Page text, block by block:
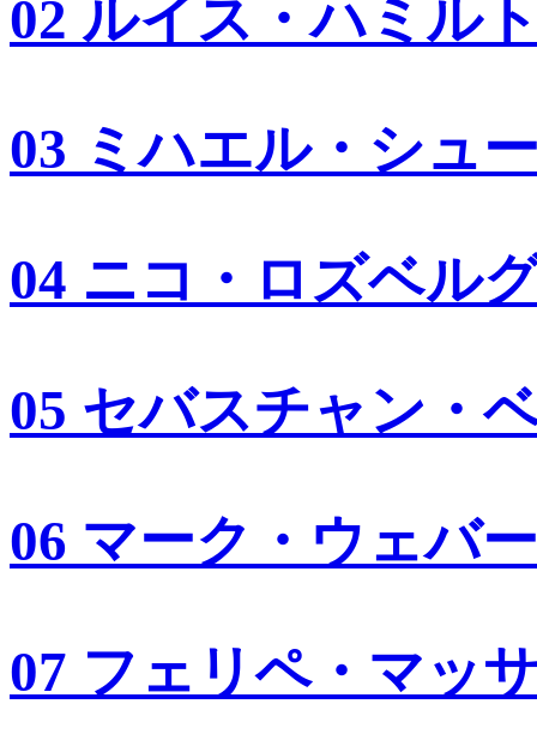
02 ルイス・ハミル
03 ミハエル・シュ
04 ニコ・ロズベル
05 セバスチャン・
06 マーク・ウェバー
07 フェリペ・マッ